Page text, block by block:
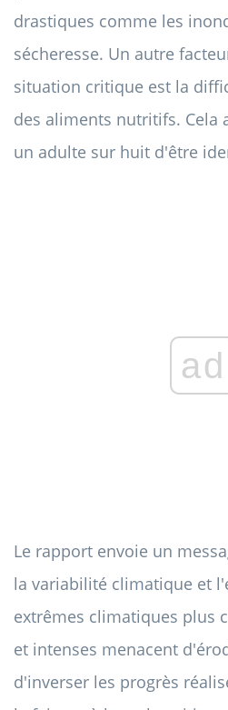
drastiques comme les
sécheresse. Un autre
situation critique est la
des aliments nutritifs. Cela
un adulte sur huit d'être
ad
Le rapport envoie un
la variabilité climatique et
extrêmes climatiques plus
et intenses menacent
d'inverser les progrès